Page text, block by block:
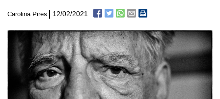
Carolina Pires 12/02/2021